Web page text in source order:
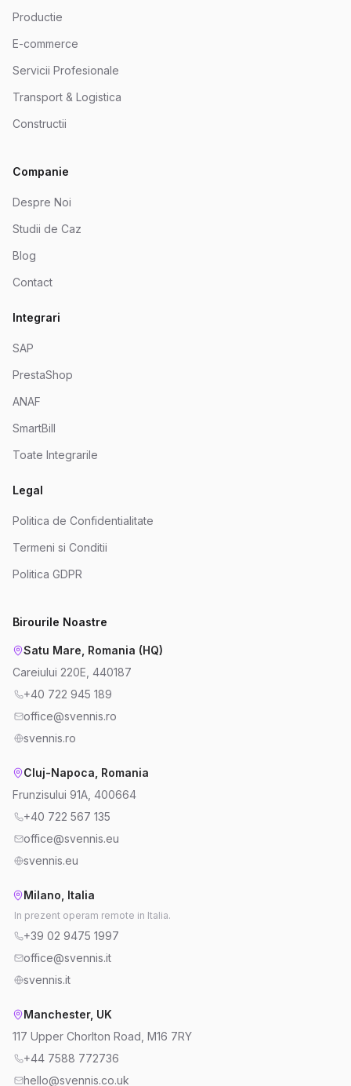
Productie
E-commerce
Servicii Profesionale
Transport & Logistica
Constructii
Companie
Despre Noi
Studii de Caz
Blog
Contact
Integrari
SAP
PrestaShop
ANAF
SmartBill
Toate Integrarile
Legal
Politica de Confidentialitate
Termeni si Conditii
Politica GDPR
Birourile Noastre
Satu Mare, Romania (HQ)
Careiului 220E, 440187
+40 722 945 189
office@svennis.ro
svennis.ro
Cluj-Napoca, Romania
Frunzisului 91A, 400664
+40 722 567 135
office@svennis.eu
svennis.eu
Milano, Italia
In prezent operam remote in Italia.
+39 02 9475 1997
office@svennis.it
svennis.it
Manchester, UK
117 Upper Chorlton Road, M16 7RY
+44 7588 772736
hello@svennis.co.uk